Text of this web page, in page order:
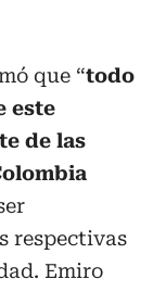
que “todo
este
de las
respectivas
Emiro